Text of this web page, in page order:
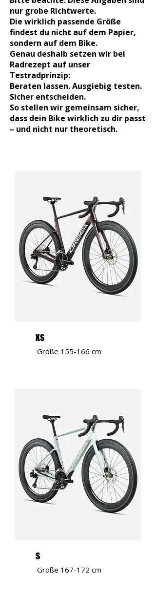
nur grobe Richtwerte.
Die wirklich passende Größe
findest du nicht auf dem Papier,
sondern auf dem Bike.
Genau deshalb setzen wir bei
Radrezept auf unser
Testradprinzip:
Beraten lassen. Ausgiebig testen.
Sicher entscheiden.
So stellen wir gemeinsam sicher,
dass dein Bike wirklich zu dir passt
– und nicht nur theoretisch.
XS
Größe 155-166 cm
S
Größe 167-172 cm